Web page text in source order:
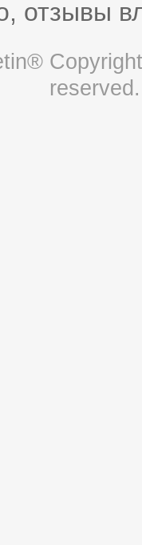
отзывы